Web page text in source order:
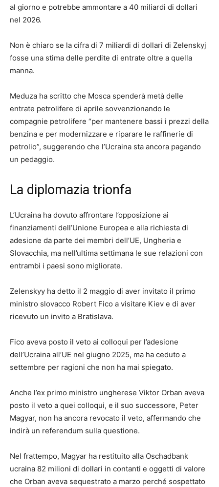
al giorno e potrebbe ammontare a 40 miliardi di dollari
nel 2026.
Non è chiaro se la cifra di 7 miliardi di dollari di Zelenskyj
fosse una stima delle perdite di entrate oltre a quella
manna.
Meduza ha scritto che Mosca spenderà metà delle
entrate petrolifere di aprile sovvenzionando le
compagnie petrolifere “per mantenere bassi i prezzi della
benzina e per modernizzare e riparare le raffinerie di
petrolio”, suggerendo che l’Ucraina sta ancora pagando
un pedaggio.
La diplomazia trionfa
L’Ucraina ha dovuto affrontare l’opposizione ai
finanziamenti dell’Unione Europea e alla richiesta di
adesione da parte dei membri dell’UE, Ungheria e
Slovacchia, ma nell’ultima settimana le sue relazioni con
entrambi i paesi sono migliorate.
Zelenskyy ha detto il 2 maggio di aver invitato il primo
ministro slovacco Robert Fico a visitare Kiev e di aver
ricevuto un invito a Bratislava.
Fico aveva posto il veto ai colloqui per l’adesione
dell’Ucraina all’UE nel giugno 2025, ma ha ceduto a
settembre per ragioni che non ha mai spiegato.
Anche l’ex primo ministro ungherese Viktor Orban aveva
posto il veto a quei colloqui, e il suo successore, Peter
Magyar, non ha ancora revocato il veto, affermando che
indirà un referendum sulla questione.
Nel frattempo, Magyar ha restituito alla Oschadbank
ucraina 82 milioni di dollari in contanti e oggetti di valore
che Orban aveva sequestrato a marzo perché sospettato